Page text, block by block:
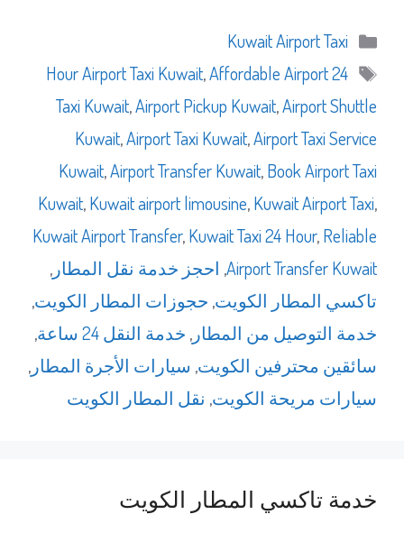
التصنيفات
Kuwait Airport Taxi
الوسوم
24 Hour Airport Taxi Kuwait
,Affordable Airport
Taxi Kuwait,Airport Pickup Kuwait,Airport Shuttle
Kuwait,Airport Taxi Kuwait,Airport Taxi Service
Kuwait,Airport Transfer Kuwait,Book Airport Taxi
Kuwait,Kuwait airport limousine,Kuwait Airport Taxi,
Kuwait Airport Transfer,Kuwait Taxi 24 Hour,Reliable
Airport Transfer Kuwait
, احجز خدمة نقل المطار ,
تاكسي المطار الكويت, حجوزات المطار الكويت,
خدمة التوصيل من المطار , خدمة النقل 24 ساعة
,
سائقين محترفين الكويت, سيارات الأجرة المطار ,
سيارات مريحة الكويت, نقل المطار الكويت
خدمة تاكسي المطار الكويت